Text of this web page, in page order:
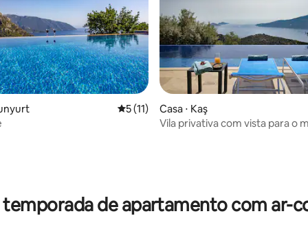
de 5, 10 avaliações
5 de uma avaliação média de 5, 11
5 (11)
Casa ⋅ Kaş
Vila privativa com vista para o
de apartamento com ar-